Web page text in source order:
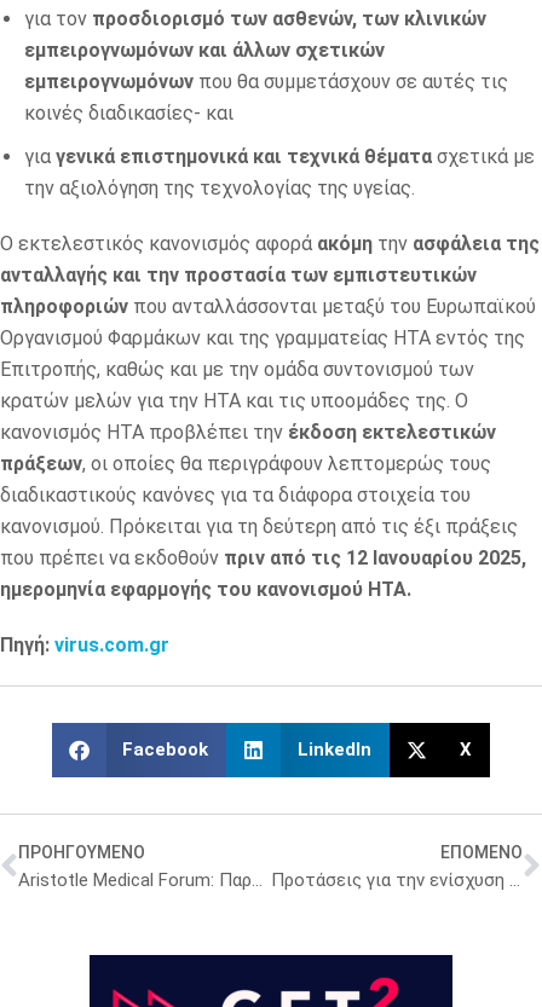
για τον προσδιορισμό των ασθενών, των κλινικών
εμπειρογνωμόνων και άλλων σχετικών
εμπειρογνωμόνων που θα συμμετάσχουν σε αυτές τις
κοινές διαδικασίες- και
για γενικά επιστημονικά και τεχνικά θέματα σχετικά με
την αξιολόγηση της τεχνολογίας της υγείας.
Ο εκτελεστικός κανονισμός αφορά ακόμη την ασφάλεια της
ανταλλαγής και την προστασία των εμπιστευτικών
πληροφοριών που ανταλλάσσονται μεταξύ του Ευρωπαϊκού
Οργανισμού Φαρμάκων και της γραμματείας HTA εντός της
Επιτροπής, καθώς και με την ομάδα συντονισμού των
κρατών μελών για την HTA και τις υποομάδες της. Ο
κανονισμός ΗΤΑ προβλέπει την έκδοση εκτελεστικών
πράξεων, οι οποίες θα περιγράφουν λεπτομερώς τους
διαδικαστικούς κανόνες για τα διάφορα στοιχεία του
κανονισμού. Πρόκειται για τη δεύτερη από τις έξι πράξεις
που πρέπει να εκδοθούν πριν από τις 12 Ιανουαρίου 2025,
ημερομηνία εφαρμογής του κανονισμού ΗΤΑ.
Πηγή: virus.com.gr
Facebook LinkedIn X
ΠΡΟΗΓΟΥΜΕΝΟ
Αristotle Medical Forum: Παρουσίαση για τα εμβόλια κατά του καρκίνου και τις νεότερες εξελίξεις
ΕΠΟΜΕΝΟ
Προτάσεις για την ενίσχυση της ενεργής συμμετοχής των ασθενών στην Αξιολόγηση Τεχνολογιών Υγείας